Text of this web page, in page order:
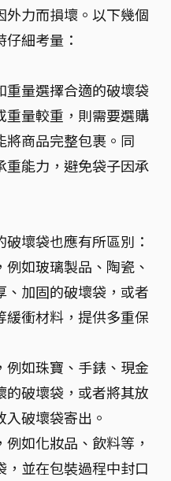
力而損壞。以下幾個
細考量：
重量選擇合適的破壞袋
重量較重，則需要選購
將商品完整包裹。同
重能力，避免袋子因承
壞袋也應有所區別：
如玻璃製品、陶瓷、
、加固的破壞袋，或者
緩衝材料，提供多重保
如珠寶、手錶、現金
的破壞袋，或者將其放
破壞袋寄出。
如化妝品、飲料等，
並在包裝過程中封口